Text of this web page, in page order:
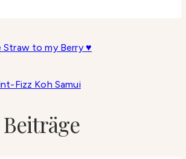
Straw to my Berry ♥
Fizz Koh Samui